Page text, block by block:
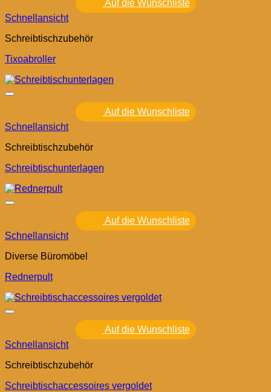
Auf die Wunschliste
Schnellansicht
Schreibtischzubehör
Tixoabroller
Auf die Wunschliste
Schnellansicht
Schreibtischzubehör
Schreibtischunterlagen
Auf die Wunschliste
Schnellansicht
Diverse Büromöbel
Rednerpult
Auf die Wunschliste
Schnellansicht
Schreibtischzubehör
Schreibtischaccessoires vergoldet